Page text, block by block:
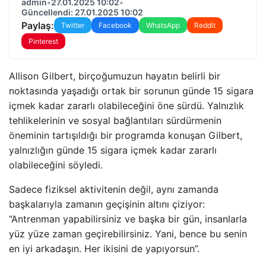
admin•27.01.2025 10:02•
Güncellendi: 27.01.2025 10:02
Paylaş: Twitter Facebook WhatsApp
Reddit
Pinterest
Allison Gilbert, birçoğumuzun hayatın belirli bir
noktasında yaşadığı ortak bir sorunun günde 15 sigara
içmek kadar zararlı olabileceğini öne sürdü. Yalnızlık
tehlikelerinin ve sosyal bağlantıları sürdürmenin
öneminin tartışıldığı bir programda konuşan Gilbert,
yalnızlığın günde 15 sigara içmek kadar zararlı
olabileceğini söyledi.
Sadece fiziksel aktivitenin değil, aynı zamanda
başkalarıyla zamanın geçişinin altını çiziyor:
“Antrenman yapabilirsiniz ve başka bir gün, insanlarla
yüz yüze zaman geçirebilirsiniz. Yani, bence bu senin
en iyi arkadaşın. Her ikisini de yapıyorsun”.